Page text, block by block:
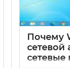
Почему
сетевой
сетевые